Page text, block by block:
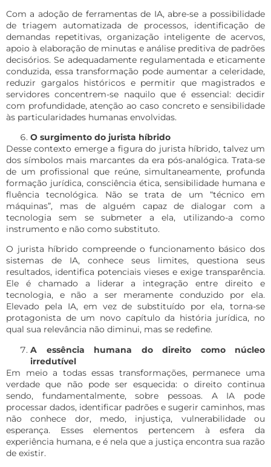
Com a adoção de ferramentas de IA, abre-se a possibilidade
de triagem automatizada de processos, identificação de
demandas repetitivas, organização inteligente de acervos,
apoio à elaboração de minutas e análise preditiva de padrões
decisórios. Se adequadamente regulamentada e eticamente
conduzida, essa transformação pode aumentar a celeridade,
reduzir gargalos históricos e permitir que magistrados e
servidores concentrem-se naquilo que é essencial: decidir
com profundidade, atenção ao caso concreto e sensibilidade
às particularidades humanas envolvidas.
O surgimento do jurista híbrido
Desse contexto emerge a figura do jurista híbrido, talvez um
dos símbolos mais marcantes da era pós-analógica. Trata-se
de um profissional que reúne, simultaneamente, profunda
formação jurídica, consciência ética, sensibilidade humana e
fluência tecnológica. Não se trata de um “técnico em
máquinas”, mas de alguém capaz de dialogar com a
tecnologia sem se submeter a ela, utilizando-a como
instrumento e não como substituto.
O jurista híbrido compreende o funcionamento básico dos
sistemas de IA, conhece seus limites, questiona seus
resultados, identifica potenciais vieses e exige transparência.
Ele é chamado a liderar a integração entre direito e
tecnologia, e não a ser meramente conduzido por ela.
Elevado pela IA, em vez de substituído por ela, torna-se
protagonista de um novo capítulo da história jurídica, no
qual sua relevância não diminui, mas se redefine.
A essência humana do direito como núcleo
irredutível
Em meio a todas essas transformações, permanece uma
verdade que não pode ser esquecida: o direito continua
sendo, fundamentalmente, sobre pessoas. A IA pode
processar dados, identificar padrões e sugerir caminhos, mas
não conhece dor, medo, injustiça, vulnerabilidade ou
esperança. Esses elementos pertencem à esfera da
experiência humana, e é nela que a justiça encontra sua razão
de existir.